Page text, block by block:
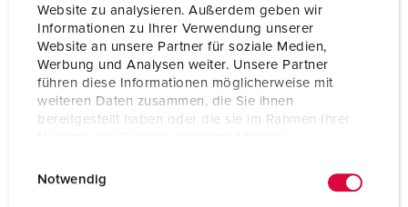
Website zu analysieren. Außerdem geben wir
Informationen zu Ihrer Verwendung unserer
Website an unsere Partner für soziale Medien,
Werbung und Analysen weiter. Unsere Partner
führen diese Informationen möglicherweise mit
weiteren Daten zusammen, die Sie ihnen
bereitgestellt haben oder die sie im Rahmen Ihrer
Notwendig
Skyddstyp IP44
Kapslingsmaterial plast
927 g